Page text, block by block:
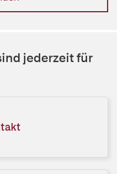
jederzeit für